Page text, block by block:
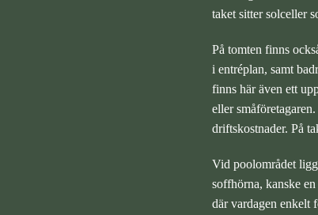
taket sitter solceller
På tomten finns
i entréplan, samt
finns här även ett
eller
driftskostnader. På
Vid poolområdet
soffhörna, kanske
där vardagen enkelt